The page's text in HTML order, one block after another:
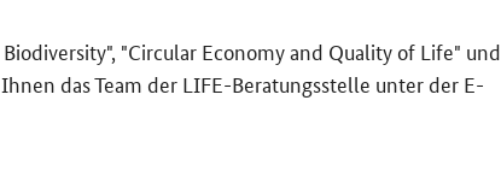
"Circular Economy and Quality of Life" und
das Team der LIFE-​Beratungsstelle unter der E-​